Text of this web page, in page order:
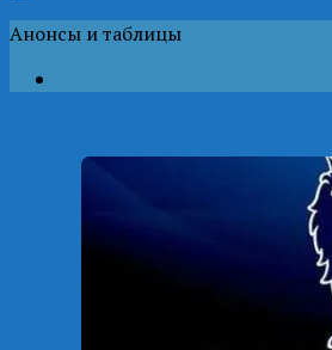
Анонсы и таблицы